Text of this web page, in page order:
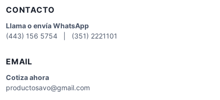
CONTACTO
Llama o envía WhatsApp
(443) 156 5754 | (351) 2221101
EMAIL
Cotizaahora
productosavo@gmail.com